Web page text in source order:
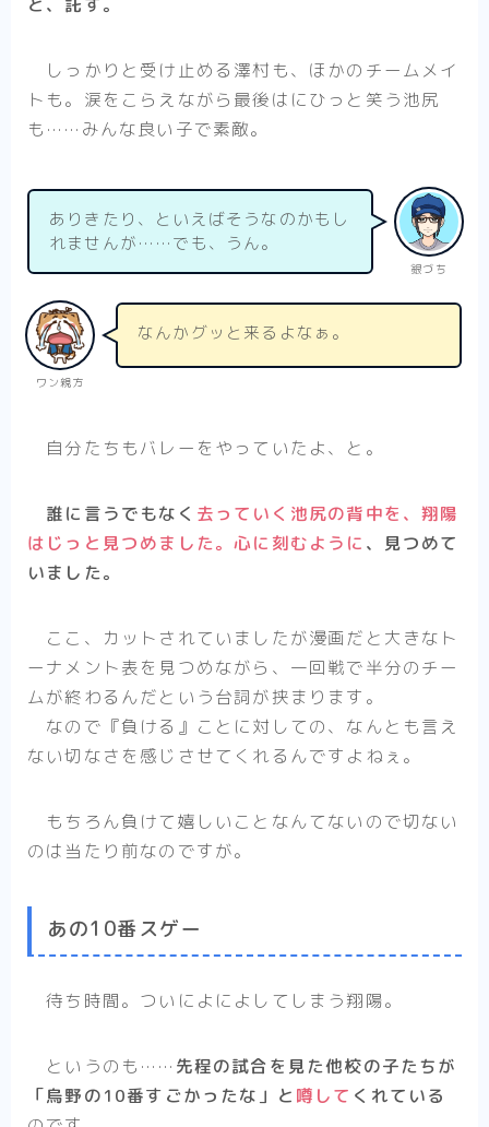
しっかりと受け止める澤村も、ほかのチームメイ
トも。涙をこらえながら最後はにひっと笑う池尻
も……みんな良い子で素敵。
銀づち
ありきたり、といえばそうなのかもし
れませんが……でも、うん。
ワン親方
なんかグッと来るよなぁ。
自分たちもバレーをやっていたよ、と。
誰に言うでもなく 去っていく池尻の背中を、翔陽
はじっと見つめました。心に刻むように 、見つめて
いました。
ここ、カットされていましたが漫画だと大きなト
ーナメント表を見つめながら、一回戦で半分のチー
ムが終わるんだという台詞が挟まります。
なので『負ける』ことに対しての、なんとも言え
ない切なさを感じさせてくれるんですよねぇ。
もちろん負けて嬉しいことなんてないので切ない
のは当たり前なのですが。
あの10番スゲー
待ち時間。ついによによしてしまう翔陽。
というのも…… 先程の試合を見た他校の子たちが
「烏野の10番すごかったな」と 噂して くれている